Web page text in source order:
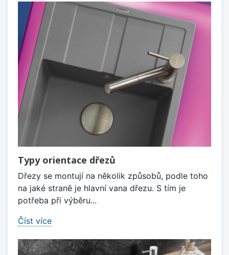
Typy orientace dřezů
Dřezy se montují na několik způsobů, podle toho
na jaké straně je hlavní vana dřezu. S tím je
potřeba při výběru...
Číst více